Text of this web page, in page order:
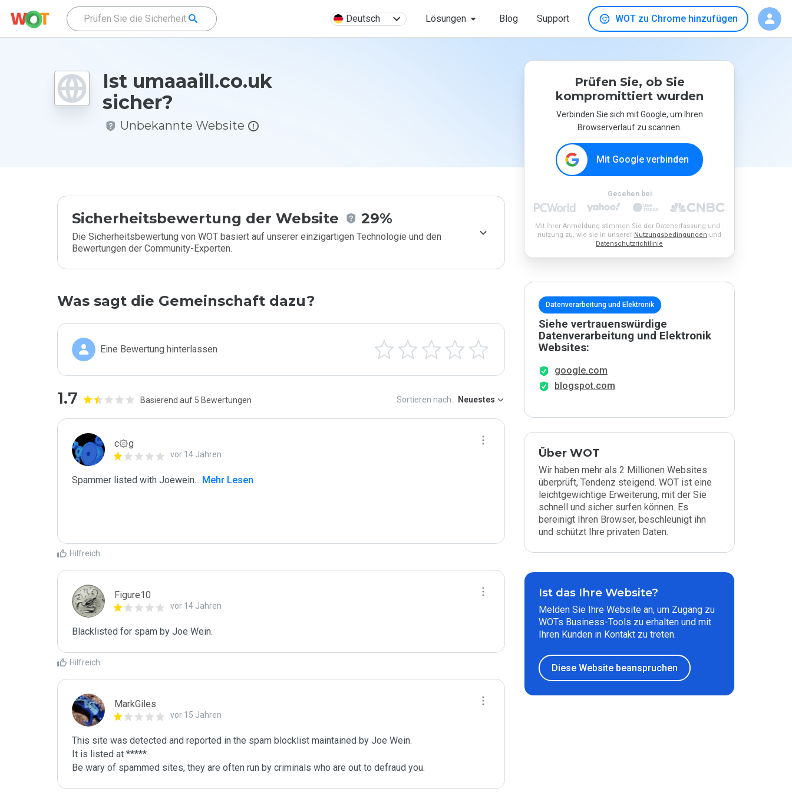
Deutsch Lösungen Blog Support WOT zu Chrome hinzufügen
Ist umaaaill.co.uk
sicher?
Unbekannte Website
Sicherheitsbewertung der Website 29%
Die Sicherheitsbewertung von WOT basiert auf unserer einzigartigen Technologie und den
Bewertungen der Community-Experten.
Was sagt die Gemeinschaft dazu?
Eine Bewertung hinterlassen
1.7 Basierend auf 5 Bewertungen Sortieren nach: Neuestes
c۞g
vor 14 Jahren
Spammer listed with Joewein ... Mehr Lesen
Hilfreich
Figure10
vor 14 Jahren
Blacklisted for spam by Joe Wein.
Hilfreich
MarkGiles
vor 15 Jahren
This site was detected and reported in the spam blocklist maintained by Joe Wein.
It is listed at *****
Be wary of spammed sites, they are often run by criminals who are out to defraud you.
Prüfen Sie, ob Sie
kompromittiert wurden
Verbinden Sie sich mit Google, um Ihren
Browserverlauf zu scannen.
Mit Google verbinden
Gesehen bei
Mit Ihrer Anmeldung stimmen Sie der Datenerfassung und -
nutzung zu, wie sie in unserer Nutzungsbedingungen und
Datenschutzrichtlinie
Datenverarbeitung und Elektronik
Siehe vertrauenswürdige
Datenverarbeitung und Elektronik
Websites:
google.com
blogspot.com
Über WOT
Wir haben mehr als 2 Millionen Websites
überprüft, Tendenz steigend. WOT ist eine
leichtgewichtige Erweiterung, mit der Sie
schnell und sicher surfen können. Es
bereinigt Ihren Browser, beschleunigt ihn
und schützt Ihre privaten Daten.
Ist das Ihre Website?
Melden Sie Ihre Website an, um Zugang zu
WOTs Business-Tools zu erhalten und mit
Ihren Kunden in Kontakt zu treten.
Diese Website beanspruchen